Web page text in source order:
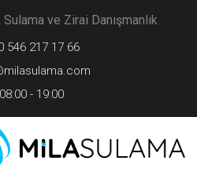
ve Zirai Danışmanlık
546 217 17 66
08:00 - 19:00